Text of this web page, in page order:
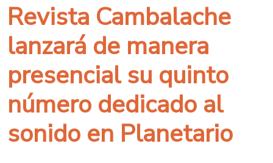
Revista Cambalache
lanzará de manera
presencial su quinto
número dedicado al
sonido en Planetario